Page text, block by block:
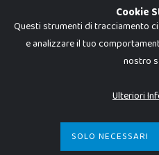
€
Dadi e Mattoncini è un brand di
I prezzi e le promozioni pubblicate
P.IVA 02608090425 - REA AN201199 -
Cookie
Questi strumenti di tracciamento
e analizzare il tuo
nostro
Ulteriori
SOLO NECESSARI